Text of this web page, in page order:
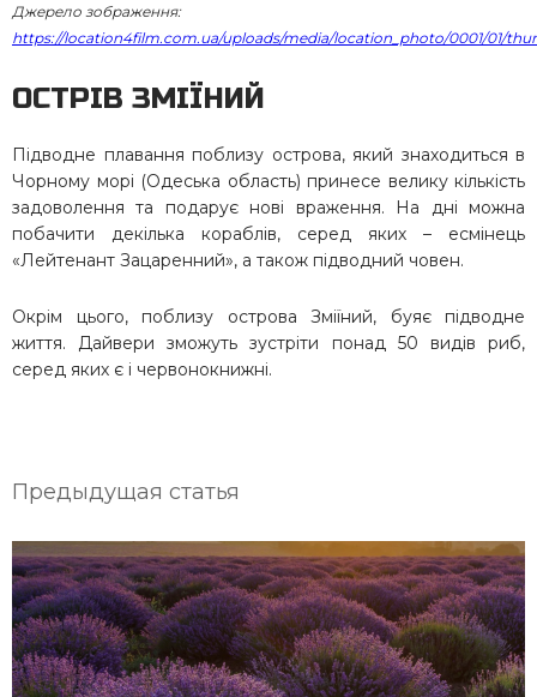
Джерело зображення:
https://location4film.com.ua/uploads/media/location_photo/0001/01/
ОСТРІВ ЗМІЇНИЙ
Підводне плавання поблизу острова, який знаходиться в
Чорному морі (Одеська область) принесе велику кількість
задоволення та подарує нові враження. На дні можна
побачити декілька кораблів, серед яких – есмінець
«Лейтенант Зацаренний», а також підводний човен.
Окрім цього, поблизу острова Зміїний, буяє підводне
життя. Дайвери зможуть зустріти понад 50 видів риб,
серед яких є і червонокнижні.
Предыдущая статья